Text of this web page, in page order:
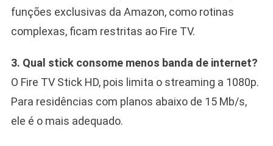
funções exclusivas da Amazon, como rotinas
complexas, ficam restritas ao Fire TV.
3. Qual stick consome menos banda de internet?
O Fire TV Stick HD, pois limita o streaming a 1080p.
Para residências com planos abaixo de 15 Mb/s,
ele é o mais adequado.